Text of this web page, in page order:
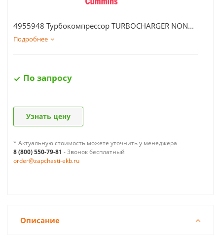
4955948 Турбокомпрессор TURBOCHARGER NON...
Подробнее
По запросу
Узнать цену
* Актуальную стоимость можете уточнить у менеджера
8 (800) 550-79-81 - Звонок бесплатный
order@zapchasti-ekb.ru
Описание